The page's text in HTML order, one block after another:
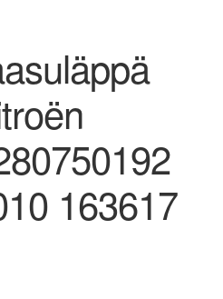
163617